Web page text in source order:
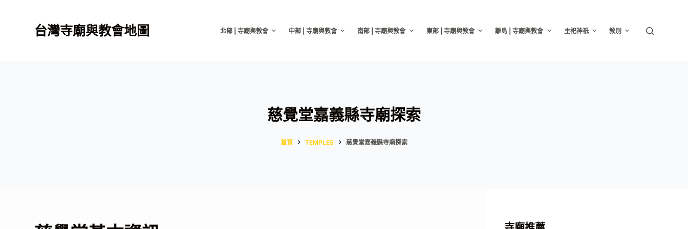
台灣寺廟與教會地圖 北部 | 寺廟與教會 中部 | 寺廟與教會 南部 | 寺廟與教會 東部 | 寺廟與教會 離島 | 寺廟與教會 主祀神祇 教別
慈覺堂嘉義縣寺廟探索
首頁 TEMPLES 慈覺堂嘉義縣寺廟探索